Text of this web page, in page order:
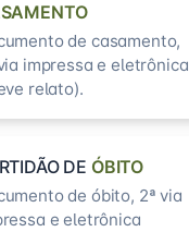
de casamento,
impressa e eletrônica
relato).
DE ÓBITO
de óbito, 2ª via
e eletrônica